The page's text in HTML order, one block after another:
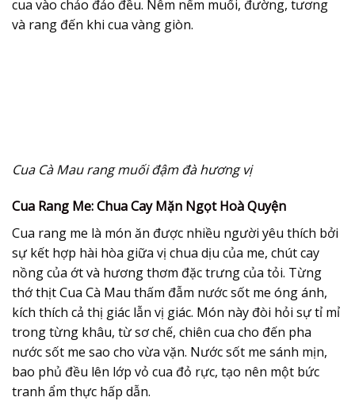
cua vào chảo đảo đều. Nêm nếm muối, đường, tương
và rang đến khi cua vàng giòn.
Cua Cà Mau rang muối đậm đà hương vị
Cua Rang Me: Chua Cay Mặn Ngọt Hoà Quyện
Cua rang me là món ăn được nhiều người yêu thích bởi
sự kết hợp hài hòa giữa vị chua dịu của me, chút cay
nồng của ớt và hương thơm đặc trưng của tỏi. Từng
thớ thịt Cua Cà Mau thấm đẫm nước sốt me óng ánh,
kích thích cả thị giác lẫn vị giác. Món này đòi hỏi sự tỉ mỉ
trong từng khâu, từ sơ chế, chiên cua cho đến pha
nước sốt me sao cho vừa vặn. Nước sốt me sánh mịn,
bao phủ đều lên lớp vỏ cua đỏ rực, tạo nên một bức
tranh ẩm thực hấp dẫn.